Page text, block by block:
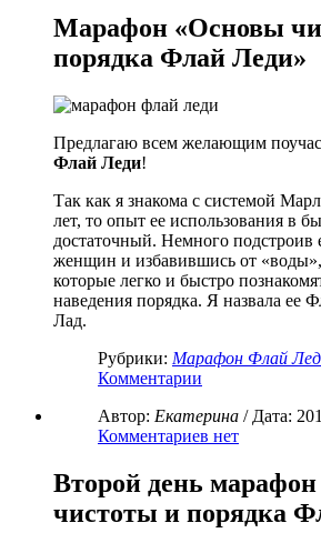
Марафон «Основы
порядка Флай Леди»
Предлагаю всем желающим
Флай Леди!
Так как я знакома с системой
лет, то опыт ее использования в
достаточный. Немного подстроив
женщин и избавившись от «воды»,
которые легко и быстро
наведения порядка. Я назвала ее
Лад.
Рубрики: Марафон Флай
Комментарии
Автор: Екатерина / Дата:
Комментариев нет
Второй день
чистоты и порядка